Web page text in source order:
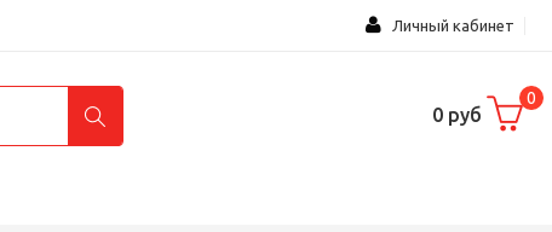
Личный кабинет
0 руб
0